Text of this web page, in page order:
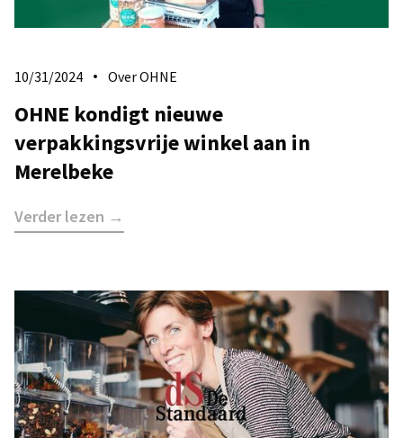
10/31/2024 Over OHNE
OHNE kondigt nieuwe
verpakkingsvrije winkel aan in
Merelbeke
Verder lezen →